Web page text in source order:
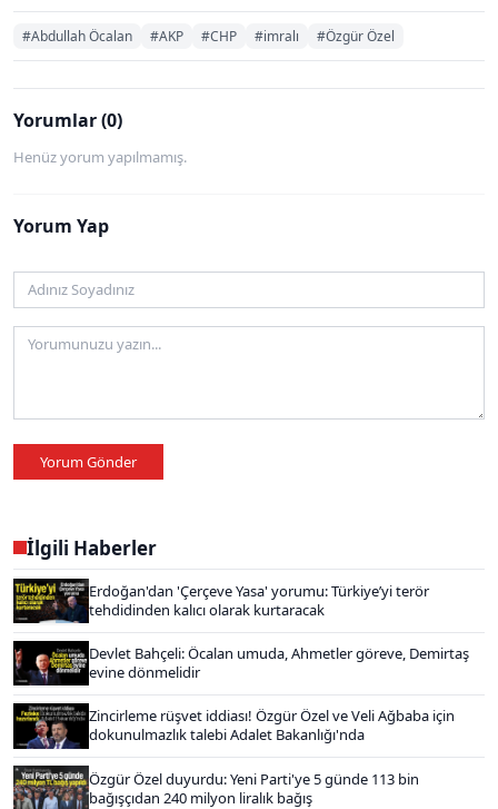
#Abdullah Öcalan #AKP #CHP #imralı #Özgür Özel
Yorumlar (0)
Henüz yorum yapılmamış.
Yorum Yap
Yorum Gönder
İlgili Haberler
Erdoğan'dan 'Çerçeve Yasa' yorumu: Türkiye’yi terör
tehdidinden kalıcı olarak kurtaracak
Devlet Bahçeli: Öcalan umuda, Ahmetler göreve, Demirtaş
evine dönmelidir
Zincirleme rüşvet iddiası! Özgür Özel ve Veli Ağbaba için
dokunulmazlık talebi Adalet Bakanlığı'nda
Özgür Özel duyurdu: Yeni Parti'ye 5 günde 113 bin
bağışçıdan 240 milyon liralık bağış